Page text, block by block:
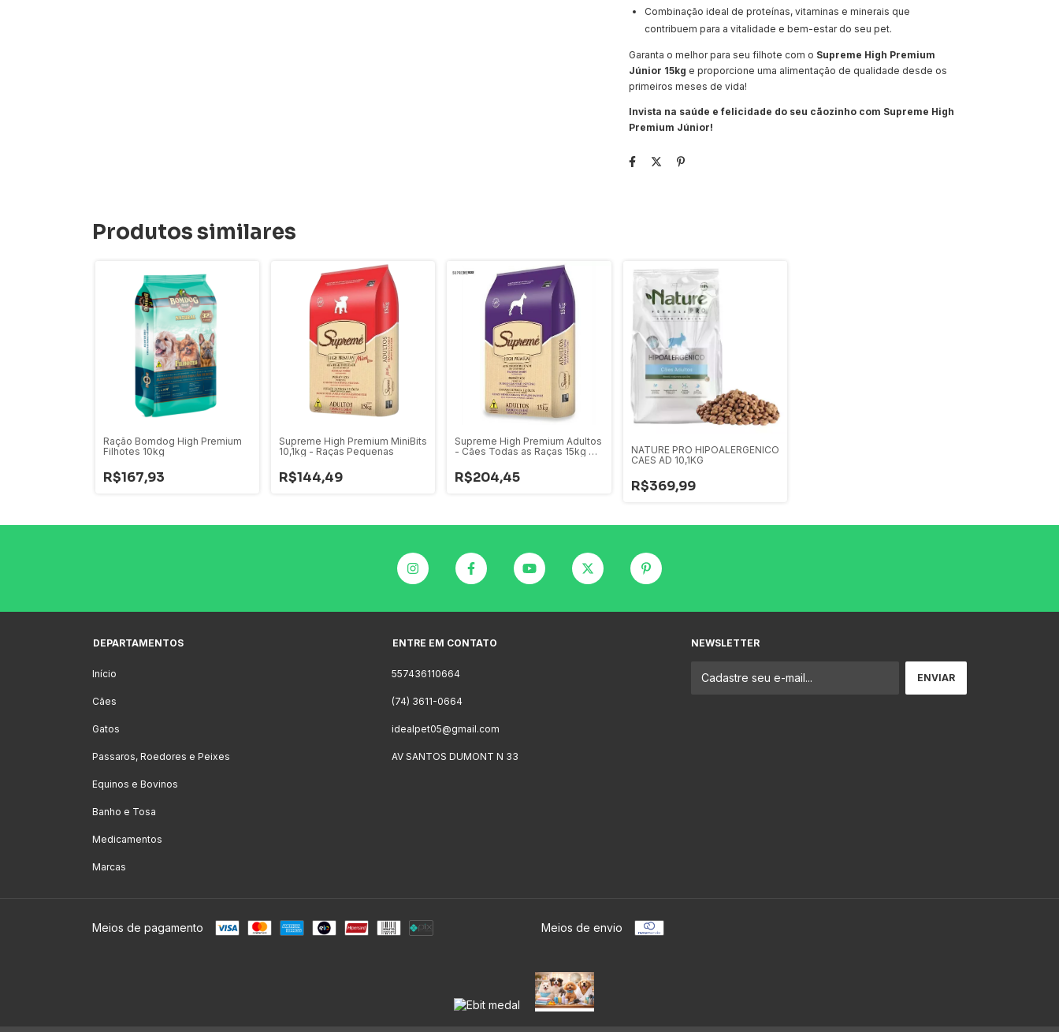
Combinação ideal de proteínas, vitaminas e minerais que
contribuem para a vitalidade e bem-estar do seu pet.
Garanta o melhor para seu filhote com o Supreme High Premium
Júnior 15kg e proporcione uma alimentação de qualidade desde os
primeiros meses de vida!
Invista na saúde e felicidade do seu cãozinho com Supreme High
Premium Júnior!
Produtos similares
Ração Bomdog High Premium
Filhotes 10kg
R$167,93
Supreme High Premium MiniBits
10,1kg - Raças Pequenas
R$144,49
Supreme High Premium Adultos
- Cães Todas as Raças 15kg e
R$204,45
NATURE PRO HIPOALERGENICO
CAES AD 10,1KG
R$369,99
DEPARTAMENTOS
Início
Cães
Gatos
Passaros, Roedores e Peixes
Equinos e Bovinos
Banho e Tosa
Medicamentos
Marcas
ENTRE EM CONTATO
557436110664
(74) 3611-0664
idealpet05@gmail.com
AV SANTOS DUMONT N 33
NEWSLETTER
Meios de pagamento Meios de envio